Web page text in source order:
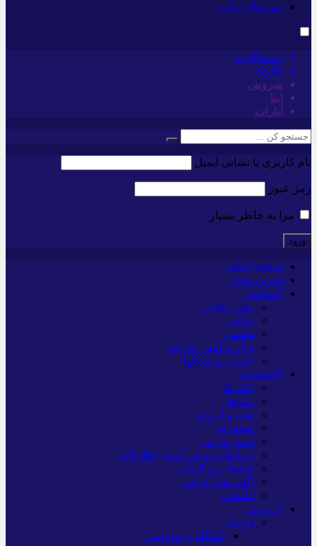
پیوندهای سایت
اینستاگرام
تلگرام
سروش
ایتا
آپارات
نام کاربری یا نشانی ایمیل
رمز عبور
مرا به خاطر بسپار
صفحه اصلی
آخرین اخبار
*سیاسی
رهبر انقلاب
دولت
مجلس
وزارت امور خارجه
احزاب و تشکلها
*اقتصادی
بانک ها
بیمه‌ها
نفت و انرژی
استخدام
اخبار بورس
ارتباطات و فن آوری اطلاعات
اقتصاد بین الملل
آگهی های دولتی
تبلیغات
*ورزش
فوتبال
باشگاه پرسپولیس